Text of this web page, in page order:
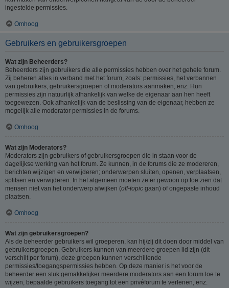
ingestelde permissies.
Omhoog
Gebruikers en gebruikersgroepen
Wat zijn Beheerders?
Beheerders zijn gebruikers die alle permissies hebben over het gehele forum.
Zij beheren alles in verband met het forum, zoals: permissies, het verbannen
van gebruikers, gebruikersgroepen of moderators aanmaken, enz. Hun
permissies zijn natuurlijk afhankelijk van welke de eigenaar aan hen heeft
toegewezen. Ook afhankelijk van de beslissing van de eigenaar, hebben ze
mogelijk alle moderator permissies in de forums.
Omhoog
Wat zijn Moderators?
Moderators zijn gebruikers of gebruikersgroepen die in staan voor de
dagelijkse werking van het forum. Ze kunnen, in de forums die ze modereren,
berichten wijzigen en verwijderen; onderwerpen sluiten, openen, verplaatsen,
splitsen en verwijderen. In het algemeen moeten ze er gewoon op toe zien dat
mensen niet van het onderwerp afwijken (off-topic gaan) of ongepaste inhoud
plaatsen.
Omhoog
Wat zijn gebruikersgroepen?
Als de beheerder gebruikers wil groeperen, kan hij/zij dit doen door middel van
gebruikersgroepen. Gebruikers kunnen van meerdere groepen lid zijn (dit
verschilt per forum), deze groepen kunnen verschillende
permissies/toegangspermissies hebben. Op deze manier is het voor de
beheerder een stuk gemakkelijker meerdere moderators aan een forum toe te
wijzen, bepaalde gebruikers toegang tot een privéforum te verlenen, enz.